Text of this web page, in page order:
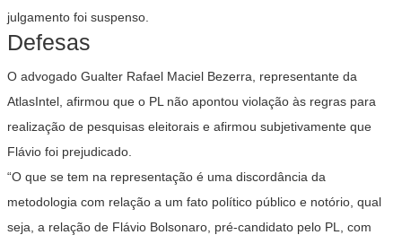
julgamento foi suspenso.
Defesas
O advogado Gualter Rafael Maciel Bezerra, representante da
AtlasIntel, afirmou que o PL não apontou violação às regras para
realização de pesquisas eleitorais e afirmou subjetivamente que
Flávio foi prejudicado.
“O que se tem na representação é uma discordância da
metodologia com relação a um fato político público e notório, qual
seja, a relação de Flávio Bolsonaro, pré-candidato pelo PL, com